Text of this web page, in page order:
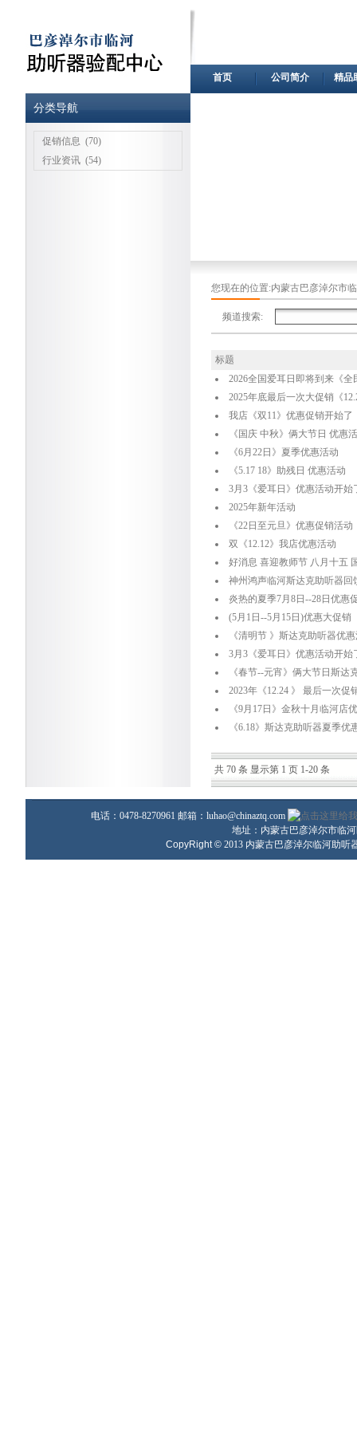
首页 公司简介 精品
分类导航
促销信息 (70)
行业资讯(54)
您现在的位置:内蒙古巴彦淖尔市
频道搜索:
标题
2026全国爱耳日即将到来《
2025年底最后一次大促销《
我店《双11》优惠促销开始了
《国庆 中秋》俩大节日 优惠
《6月22日》夏季优惠活动
《5.17 18》助残日 优惠活动
3月3《爱耳日》优惠活动开始
2025年新年活动
《22日至元旦》优惠促销活动
双《12.12》我店优惠活动
好消息 喜迎教师节 八月十五
神州鸿声临河斯达克助听器回
炎热的夏季7月8日--28日优惠
(5月1日--5月15日)优惠大促销
《清明节 》斯达克助听器优
3月3《爱耳日》优惠活动开始
《春节--元宵》俩大节日斯达
2023年《12.24 》 最后一次促
《9月17日》金秋十月临河店
《6.18》斯达克助听器夏季优
共 70 条 显示第 1 页 1-20 条
电话：0478-8270961 邮箱： luhao@chinaztq.com
地址：内蒙古巴彦淖尔市临
CopyRight ©2013 内蒙古巴彦淖尔临河助听